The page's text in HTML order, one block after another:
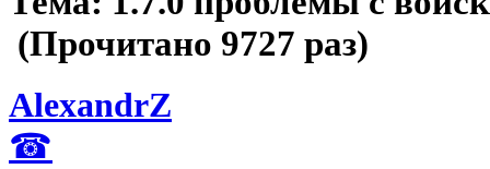
(Прочитано 9727 раз)
AlexandrZ
☎